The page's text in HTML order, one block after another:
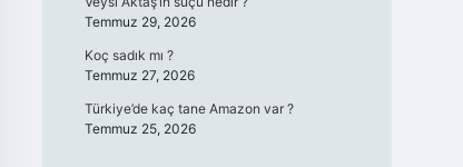
Temmuz 29, 2026
Koç sadık mı ?
Temmuz 27, 2026
Türkiye’de kaç tane Amazon var ?
Temmuz 25, 2026